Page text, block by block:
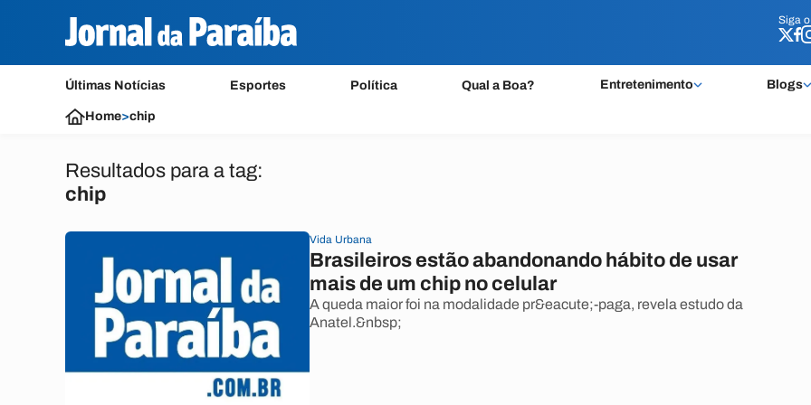
Siga o
Últimas Notícias Esportes Política Qual a Boa? Entretenimento Blogs
Siga o
Home>chip
Resultados para a tag:
chip
Vida Urbana
Brasileiros estão abandonando hábito de usar
mais de um chip no celular
A queda maior foi na modalidade pr&eacute;-paga, revela estudo da
Anatel.&nbsp;